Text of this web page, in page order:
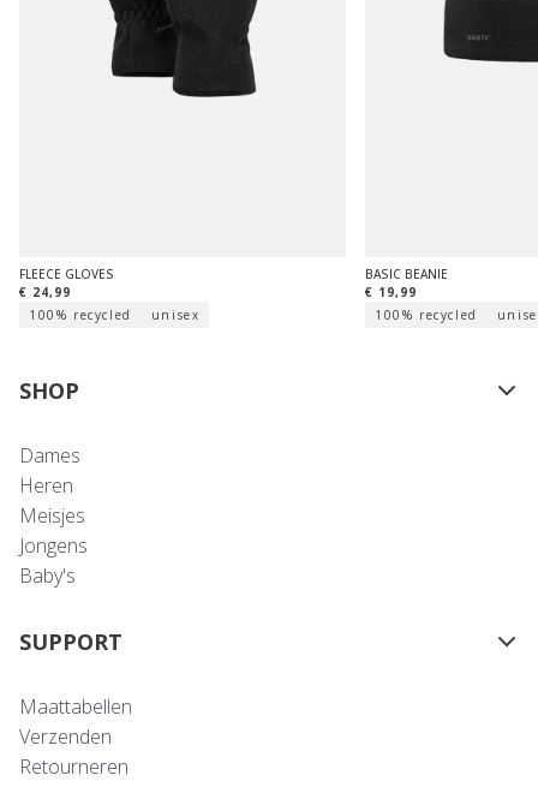
FLEECE GLOVES
€ 24,99
100% recycled
unisex
BASIC BEANIE
€ 19,99
100% recycled
SHOP
Dames
Heren
Meisjes
Jongens
Baby's
SUPPORT
Maattabellen
Verzenden
Retourneren